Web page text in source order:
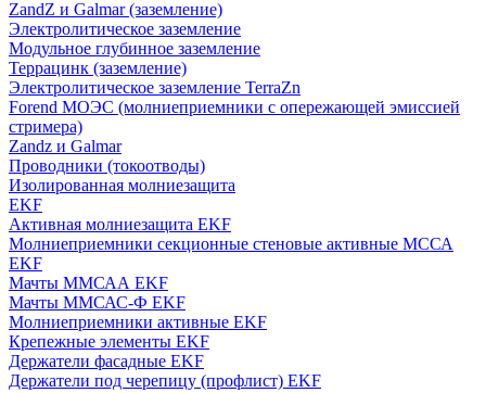
ZandZ и Galmar (заземление)
Электролитическое заземление
Модульное глубинное заземление
Террацинк (заземление)
Электролитическое заземление TerraZn
Forend МОЭС (молниеприемники с опережающей эмиссией
стримера)
Zandz и Galmar
Проводники (токоотводы)
Изолированная молниезащита
EKF
Активная молниезащита EKF
Молниеприемники секционные стеновые активные МССА
EKF
Мачты ММСАА EKF
Мачты ММСАС-Ф EKF
Молниеприемники активные EKF
Крепежные элементы EKF
Держатели фасадные EKF
Держатели под черепицу (профлист) EKF